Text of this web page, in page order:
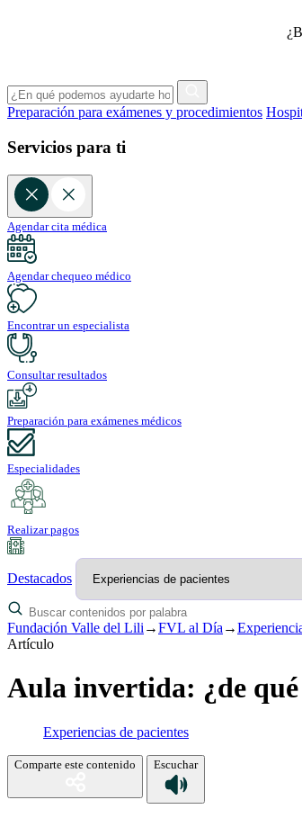
Preparación para exámenes y procedimientos
Servicios para ti
Agendar cita médica
Agendar chequeo médico
Encontrar un especialista
Consultar resultados
Preparación para exámenes médicos
Especialidades
Realizar pagos
Destacados
Fundación Valle del Lili →FVL al Día →
Artículo
Aula invertida: ¿de qué
Experiencias de pacientes
Comparte este contenido Escuchar